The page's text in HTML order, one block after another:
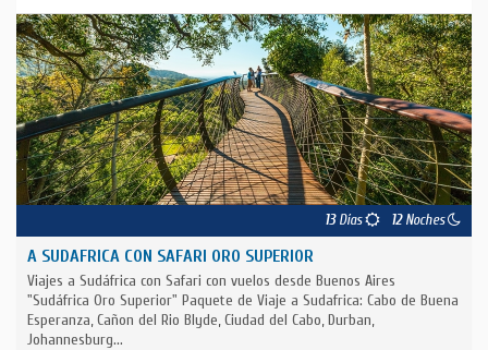
13Días 12Noches
A SUDAFRICA CON SAFARI ORO SUPERIOR
Viajes a Sudáfrica con Safari con vuelos desde Buenos Aires
"Sudáfrica Oro Superior" Paquete de Viaje a Sudafrica: Cabo de Buena
Esperanza, Cañon del Rio Blyde, Ciudad del Cabo, Durban,
Johannesburg...